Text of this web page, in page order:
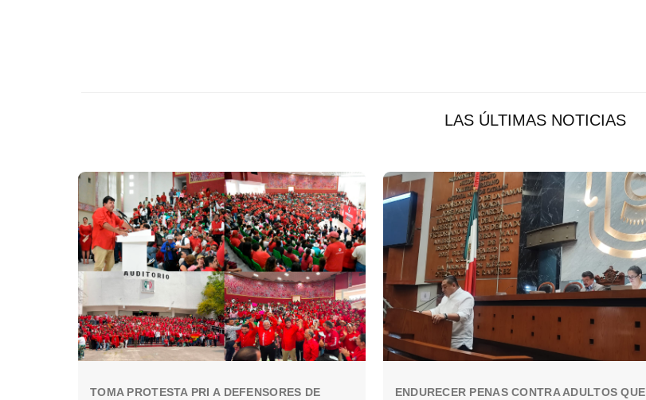
LAS ÚLTIMAS NOTICIAS
TOMA PROTESTA PRI A DEFENSORES DE
ENDURECER PENAS CONTRA ADULTOS QUE